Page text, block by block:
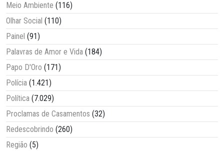
Meio Ambiente (116)
Olhar Social (110)
Painel (91)
Palavras de Amor e Vida (184)
Papo D'Oro (171)
Polícia (1.421)
Política (7.029)
Proclamas de Casamentos (32)
Redescobrindo (260)
Região (5)